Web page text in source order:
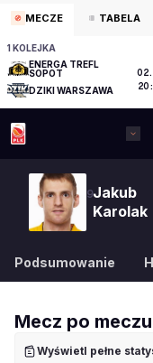
MECZE TABELA
1 KOLEJKA
ENERGA TREFL
SOPOT
DZIKI WARSZAWA
9Jakub
Karolak
Podsumowanie
Mecz po meczu
Wyświetl pełne